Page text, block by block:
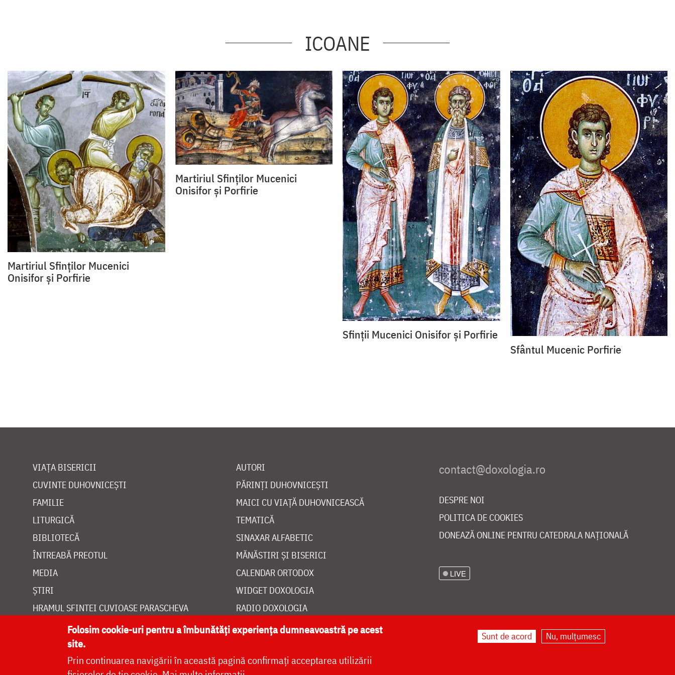
ICOANE
Martiriul Sfinților Mucenici
Onisifor și Porfirie
Martiriul Sfinților Mucenici
Onisifor și Porfirie
Sfinții Mucenici Onisifor și Porfirie
Sfântul Mucenic Porfirie
VIAȚA BISERICII
CUVINTE DUHOVNICEȘTI
FAMILIE
LITURGICĂ
BIBLIOTECĂ
ÎNTREABĂ PREOTUL
MEDIA
ȘTIRI
HRAMUL SFINTEI CUVIOASE PARASCHEVA
AUTORI
PĂRINȚI DUHOVNICEȘTI
MAICI CU VIAȚĂ DUHOVNICEASCĂ
TEMATICĂ
SINAXAR ALFABETIC
MĂNĂSTIRI ȘI BISERICI
CALENDAR ORTODOX
WIDGET DOXOLOGIA
RADIO DOXOLOGIA
DESPRE NOI
POLITICA DE COOKIES
DONEAZĂ ONLINE PENTRU CATEDRALA NAȚIONALĂ
LIVE
Site dezvoltat de DOXOLOGIA MEDIA
Folosim cookie-uri pentru a îmbunătăți experiența dumneavoastră pe acest
site.
Prin continuarea navigării în această pagină confirmați acceptarea utilizării
Sunt de acord Nu, mulțumesc